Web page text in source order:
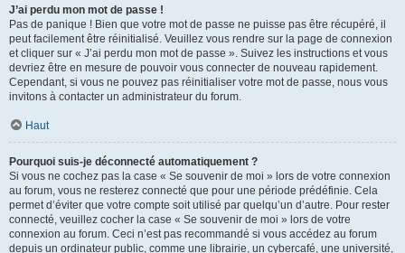
J’ai perdu mon mot de passe !
Pas de panique ! Bien que votre mot de passe ne puisse pas être récupéré, il
peut facilement être réinitialisé. Veuillez vous rendre sur la page de connexion
et cliquer sur « J’ai perdu mon mot de passe ». Suivez les instructions et vous
devriez être en mesure de pouvoir vous connecter de nouveau rapidement.
Cependant, si vous ne pouvez pas réinitialiser votre mot de passe, nous vous
invitons à contacter un administrateur du forum.
Haut
Pourquoi suis-je déconnecté automatiquement ?
Si vous ne cochez pas la case « Se souvenir de moi » lors de votre connexion
au forum, vous ne resterez connecté que pour une période prédéfinie. Cela
permet d’éviter que votre compte soit utilisé par quelqu’un d’autre. Pour rester
connecté, veuillez cocher la case « Se souvenir de moi » lors de votre
connexion au forum. Ceci n’est pas recommandé si vous accédez au forum
depuis un ordinateur public, comme une librairie, un cybercafé, une université,